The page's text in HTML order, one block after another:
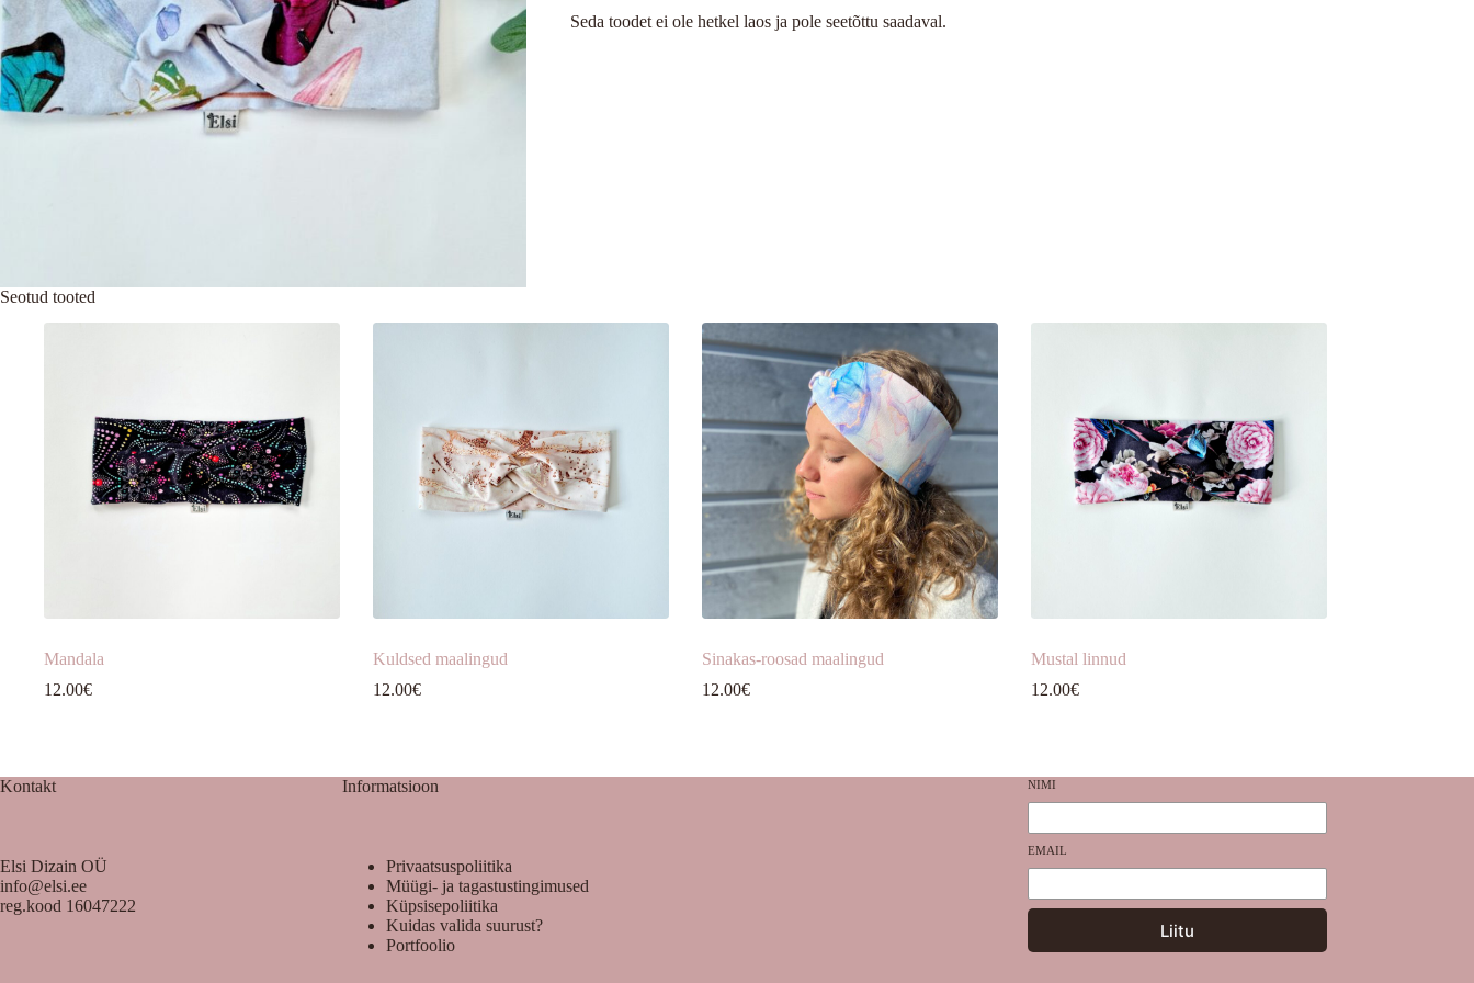
Seda toodet ei ole hetkel laos ja pole seetõttu saadaval.
Seotud tooted
Mandala
12.00€
Kuldsed maalingud
12.00€
Sinakas-roosad maalingud
12.00€
Mustal linnud
12.00€
Kontakt
Elsi Dizain OÜ
info@elsi.ee
reg.kood 16047222
Informatsioon
Privaatsuspoliitika
Müügi- ja tagastustingimused
Küpsisepoliitika
Kuidas valida suurust?
Portfoolio
NIMI
EMAIL
Liitu